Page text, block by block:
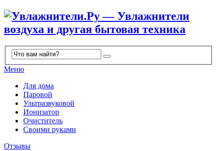
Меню
Для дома
Паровой
Ультразвуковой
Ионизатор
Очиститель
Своими руками
Отзывы